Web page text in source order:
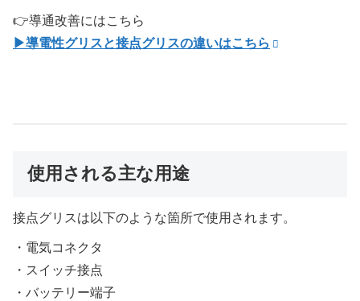
👉導通改善にはこちら
▶導電性グリスと接点グリスの違いはこちら
使用される主な用途
接点グリスは以下のような箇所で使用されます。
・電気コネクタ
・スイッチ接点
・バッテリー端子